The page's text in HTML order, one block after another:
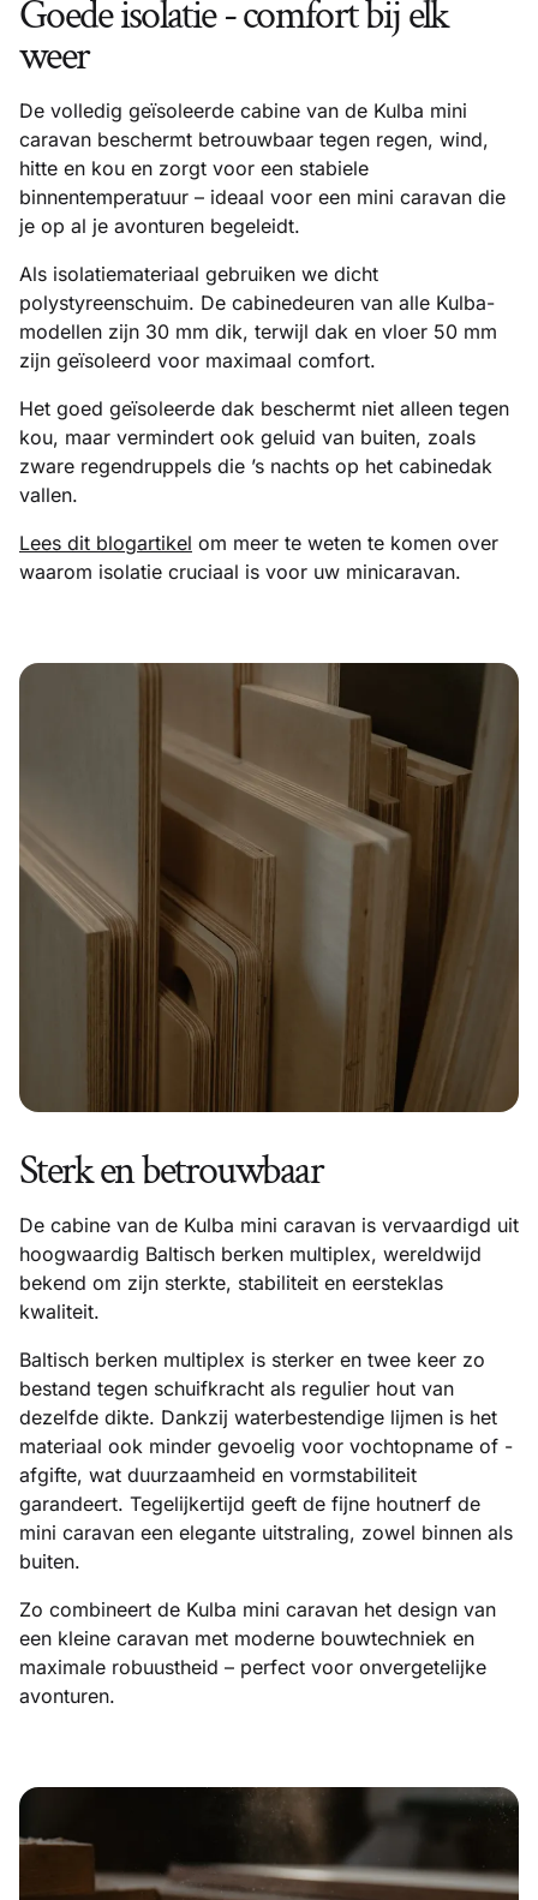
Goede isolatie - comfort bij elk
weer
De volledig geïsoleerde cabine van de Kulba mini
caravan beschermt betrouwbaar tegen regen, wind,
hitte en kou en zorgt voor een stabiele
binnentemperatuur – ideaal voor een mini caravan die
je op al je avonturen begeleidt.
Als isolatiemateriaal gebruiken we dicht
polystyreenschuim. De cabinedeuren van alle Kulba-
modellen zijn 30 mm dik, terwijl dak en vloer 50 mm
zijn geïsoleerd voor maximaal comfort.
Het goed geïsoleerde dak beschermt niet alleen tegen
kou, maar vermindert ook geluid van buiten, zoals
zware regendruppels die ’s nachts op het cabinedak
vallen.
Lees dit blogartikel om meer te weten te komen over
waarom isolatie cruciaal is voor uw minicaravan.
Sterk en betrouwbaar
De cabine van de Kulba mini caravan is vervaardigd uit
hoogwaardig Baltisch berken multiplex, wereldwijd
bekend om zijn sterkte, stabiliteit en eersteklas
kwaliteit.
Baltisch berken multiplex is sterker en twee keer zo
bestand tegen schuifkracht als regulier hout van
dezelfde dikte. Dankzij waterbestendige lijmen is het
materiaal ook minder gevoelig voor vochtopname of -
afgifte, wat duurzaamheid en vormstabiliteit
garandeert. Tegelijkertijd geeft de fijne houtnerf de
mini caravan een elegante uitstraling, zowel binnen als
buiten.
Zo combineert de Kulba mini caravan het design van
een kleine caravan met moderne bouwtechniek en
maximale robuustheid – perfect voor onvergetelijke
avonturen.